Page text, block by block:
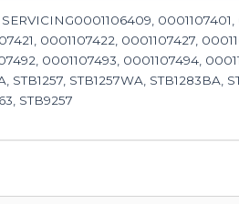
SERVICING0001106409,
0001107422, 0001107427,
0001107493, 0001107494,
STB1257, STB1257WA, STB1283BA,
STB9257